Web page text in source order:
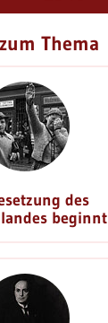
Thema
des
beginnt